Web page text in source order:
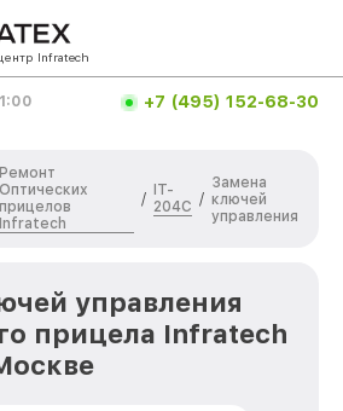
Infratech
+7 (495) 152-68-30
Ремонт
Оптических
прицелов
Infratech
/
IT-
204C /
Замена
ключей
управления
управления
прицела Infratech